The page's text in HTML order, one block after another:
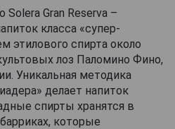
Gran Reserva –
класса «супер-
этилового спирта около
лоз Паломино Фино,
Уникальная методика
делает напиток
спирты хранятся в
которые